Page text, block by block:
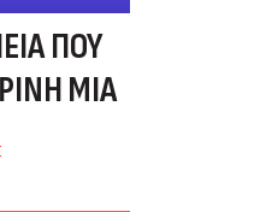
ΠΟΥ
ΜΙΑ